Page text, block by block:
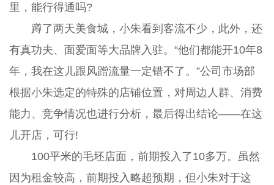
里，能行得通吗?
蹲了两天美食城，小朱看到客流不少，此外，还
有真功夫、面爱面等大品牌入驻。“他们都能开10年8
年，我在这儿跟风蹭流量一定错不了。”公司市场部
根据小朱选定的特殊的店铺位置，对周边人群、消费
能力、竞争情况也进行分析，最后得出结论——在这
儿开店，可行!
100平米的毛坯店面，前期投入了10多万。虽然
因为租金较高，前期投入略超预期，但小朱对于这